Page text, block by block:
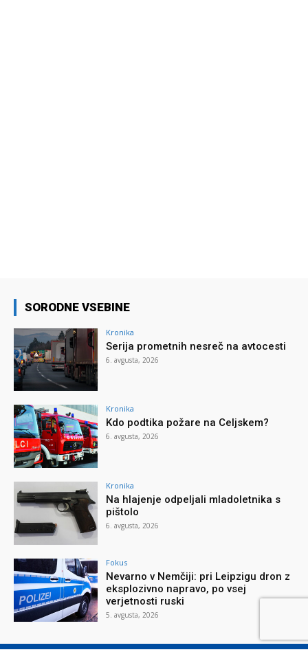
SORODNE VSEBINE
Kronika
Serija prometnih nesreč na avtocesti
6. avgusta, 2026
Kronika
Kdo podtika požare na Celjskem?
6. avgusta, 2026
Kronika
Na hlajenje odpeljali mladoletnika s
pištolo
6. avgusta, 2026
Fokus
Nevarno v Nemčiji: pri Leipzigu dron z
eksplozivno napravo, po vsej
verjetnosti ruski
5. avgusta, 2026